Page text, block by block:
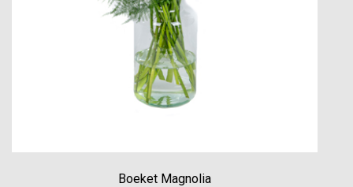
Boeket Magnolia